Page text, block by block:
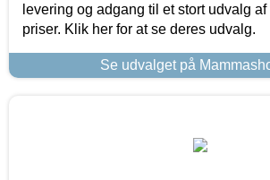
levering og adgang til et stort udvalg
priser. Klik her for at se deres udvalg.
Se udvalget på